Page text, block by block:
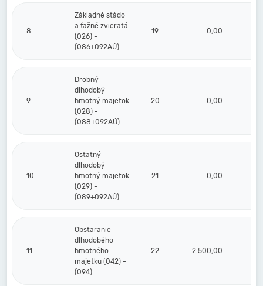
8.
Základné stádo
a ťažné zvieratá
(026) -
(086+092AÚ)
19 0,00
9.
Drobný
dlhodobý
hmotný majetok
(028) -
(088+092AÚ)
20 0,00
10.
Ostatný
dlhodobý
hmotný majetok
(029) -
(089+092AÚ)
21 0,00
11.
Obstaranie
dlhodobého
hmotného
majetku (042) -
(094)
22 2 500,00